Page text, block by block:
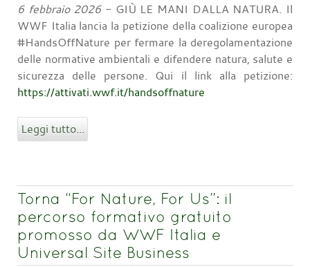
6 febbraio 2026- GIÙ LE MANI DALLA NATURA. Il
WWF Italia lancia la petizione della coalizione europea
#HandsOffNature per fermare la deregolamentazione
delle normative ambientali e difendere natura, salute e
sicurezza delle persone. Qui il link alla petizione:
https://attivati.wwf.it/handsoffnature
Leggi tutto...
Torna “For Nature, For Us”: il
percorso formativo gratuito
promosso da WWF Italia e
Universal Site Business